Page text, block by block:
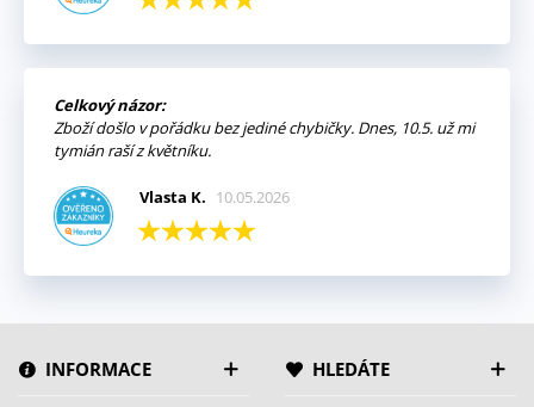
Celkový názor:
Zboží došlo v pořádku bez jediné chybičky. Dnes, 10.5. už mi
tymián raší z květníku.
Vlasta K. 10.05.2026
INFORMACE HLEDÁTE